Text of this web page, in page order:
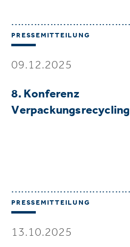
PRESSEMITTEILUNG
09.12.2025
8. Konferenz
Verpackungsrecycling
PRESSEMITTEILUNG
13.10.2025